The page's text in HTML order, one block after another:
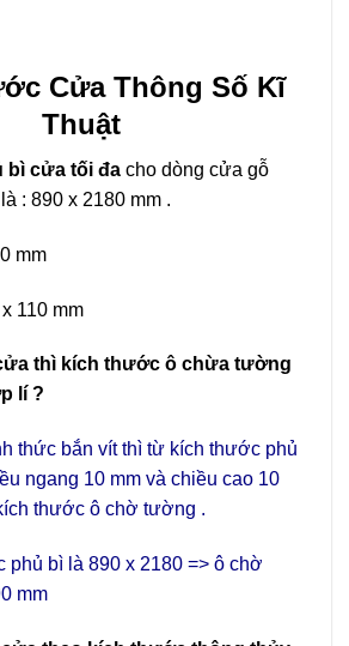
Cửa Thông Số Kĩ
Thuật
bì cửa tối đa cho dòng cửa gỗ
: 890 x 2180 mm .
mm
110 mm
thì kích thước ô chừa tường
lí ?
thức bắn vít thì từ kích thước phủ
ngang 10 mm và chiều cao 10
thước ô chờ tường .
phủ bì là 890 x 2180 => ô chờ
mm